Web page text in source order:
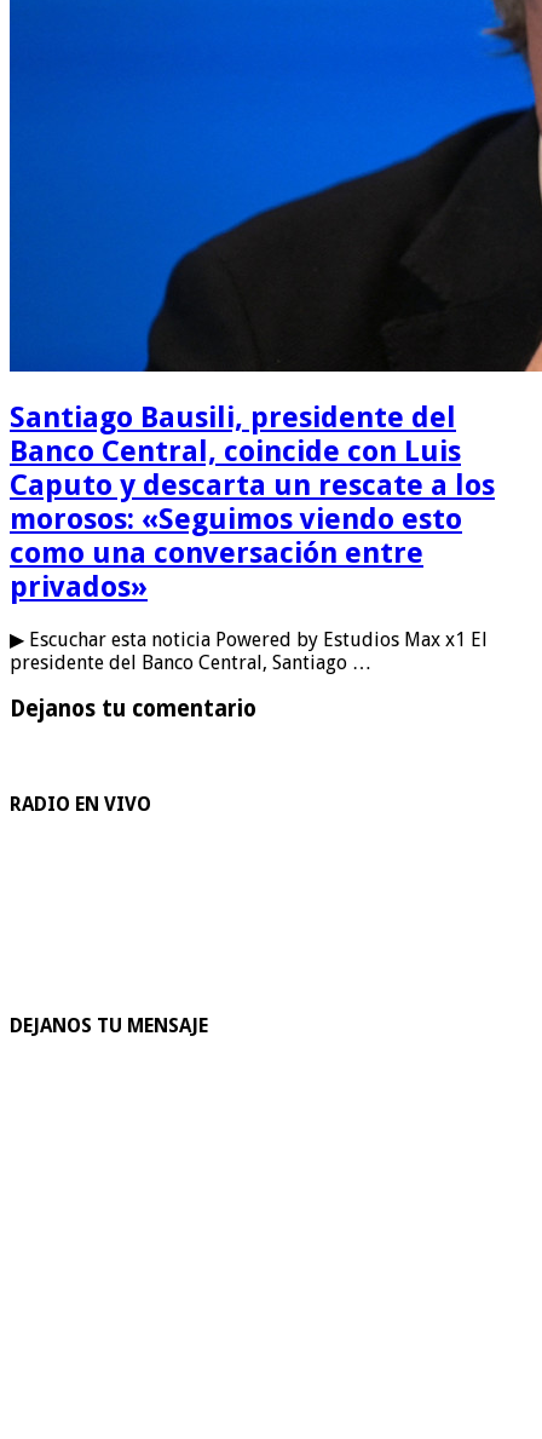
Santiago Bausili, presidente del
Banco Central, coincide con Luis
Caputo y descarta un rescate a los
morosos: «Seguimos viendo esto
como una conversación entre
privados»
▶ Escuchar esta noticia Powered by Estudios Max x1 El
presidente del Banco Central, Santiago …
Dejanos tu comentario
RADIO EN VIVO
DEJANOS TU MENSAJE